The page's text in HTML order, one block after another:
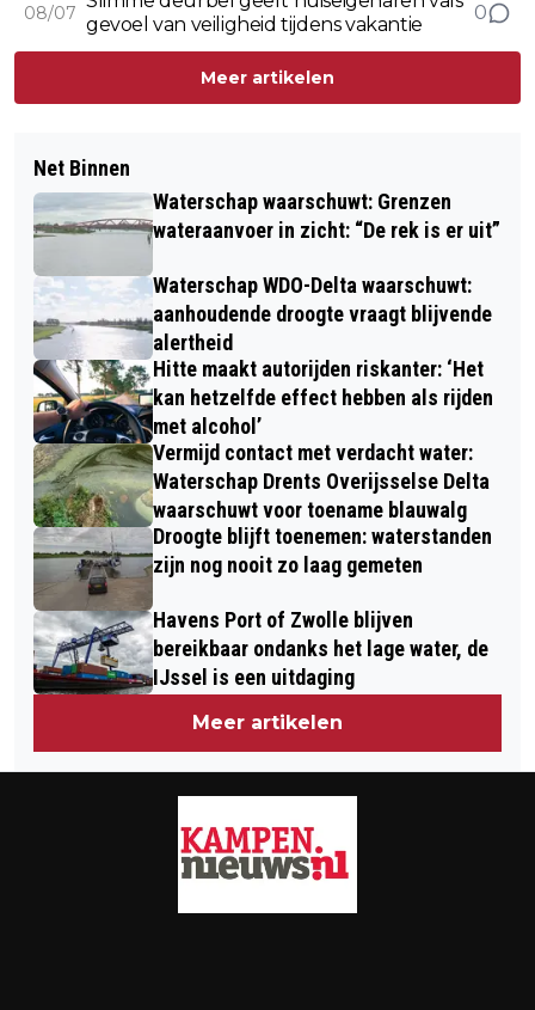
08/07 gevoel van veiligheid tijdens vakantie
0
Meer artikelen
Net Binnen
Waterschap waarschuwt: Grenzen
wateraanvoer in zicht: “De rek is er uit”
Waterschap WDO-Delta waarschuwt:
aanhoudende droogte vraagt blijvende
alertheid
Hitte maakt autorijden riskanter: ‘Het
kan hetzelfde effect hebben als rijden
met alcohol’
Vermijd contact met verdacht water:
Waterschap Drents Overijsselse Delta
waarschuwt voor toename blauwalg
Droogte blijft toenemen: waterstanden
zijn nog nooit zo laag gemeten
Havens Port of Zwolle blijven
bereikbaar ondanks het lage water, de
IJssel is een uitdaging
Meer artikelen